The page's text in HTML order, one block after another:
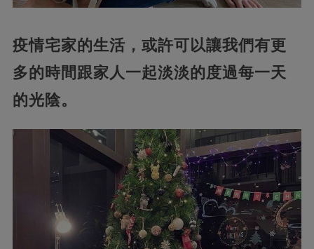
疫情宅家的生活，或許可以讓我們有更
多的時間跟家人一起淡淡的度過每一天
的光陰。